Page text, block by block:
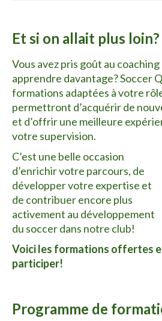
Et si on allait plus loin?
Vous avez pris goût au
apprendre davantage? Soccer
formations adaptées à votre
permettront d’acquérir de
et d’offrir une meilleure
votre supervision.
C’est une belle occasion
d’enrichir votre parcours, de
développer votre expertise et
de contribuer encore plus
activement au développement
du soccer dans notre club!
Voici les formations offertes
participer!
Programme de